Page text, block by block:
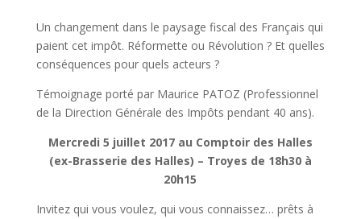
Un changement dans le paysage fiscal des Français qui
paient cet impôt. Réformette ou Révolution ? Et quelles
conséquences pour quels acteurs ?
Témoignage porté par Maurice PATOZ (Professionnel
de la Direction Générale des Impôts pendant 40 ans).
Mercredi 5 juillet 2017 au Comptoir des Halles
(ex-Brasserie des Halles) – Troyes de 18h30 à
20h15
Invitez qui vous voulez, qui vous connaissez… prêts à